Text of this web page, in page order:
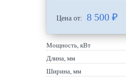
Цена от: 8 500 ₽
Мощность, кВт
Длина, мм
Ширина, мм